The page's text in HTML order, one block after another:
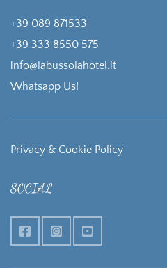
+39 089 871533
+39 333 8550 575
info@labussolahotel.it
Whatsapp Us!
Privacy & Cookie Policy
SOCIAL